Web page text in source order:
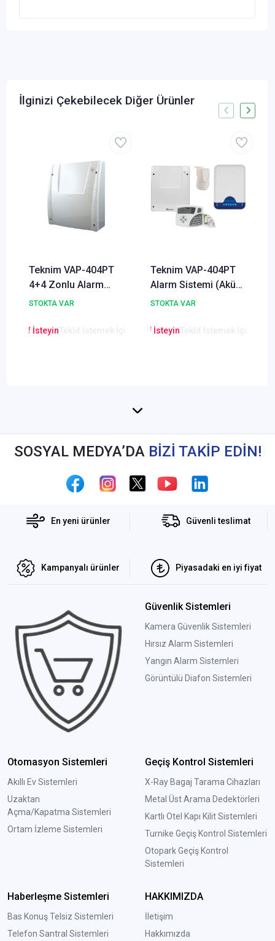
İlginizi Çekebilecek Diğer Ürünler
Teknim VAP-404PT
4+4 Zonlu Alarm
Paneli
STOKTA VAR
Teklif İsteyin Teklif İstemek İçin Tıklayınız
Teknim VAP-404PT
Alarm Sistemi (Akü
Hariç Set)
STOKTA VAR
Lütfen Teklif İsteyin
SOSYAL MEDYA’DA BİZİ TAKİP EDİN!
En yeni ürünler Güvenli teslimat
Kampanyalı ürünler Piyasadaki en iyi fiyat
Güvenlik Sistemleri
Kamera Güvenlik Sistemleri
Hırsız Alarm Sistemleri
Yangın Alarm Sistemleri
Görüntülü Diafon Sistemleri
Otomasyon Sistemleri
Akıllı Ev Sistemleri
Uzaktan
Açma/Kapatma Sistemleri
Ortam İzleme Sistemleri
Geçiş Kontrol Sistemleri
X-Ray Bagaj Tarama Cihazları
Metal Üst Arama Dedektörleri
Kartlı Otel Kapı Kilit Sistemleri
Turnike Geçiş Kontrol Sistemleri
Otopark Geçiş Kontrol
Sistemleri
Haberleşme Sistemleri
Bas Konuş Telsiz Sistemleri
Telefon Santral Sistemleri
HAKKIMIZDA
İletişim
Hakkımızda